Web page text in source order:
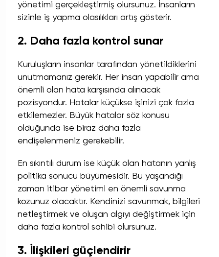
yönetimi gerçekleştirmiş olursunuz. İnsanların
sizinle iş yapma olasılıkları artış gösterir.
2. Daha fazla kontrol sunar
Kuruluşların insanlar tarafından yönetildiklerini
unutmamanız gerekir. Her insan yapabilir ama
önemli olan hata karşısında alınacak
pozisyondur. Hatalar küçükse işinizi çok fazla
etkilemezler. Büyük hatalar söz konusu
olduğunda ise biraz daha fazla
endişelenmeniz gerekebilir.
En sıkıntılı durum ise küçük olan hatanın yanlış
politika sonucu büyümesidir. Bu yaşandığı
zaman itibar yönetimi en önemli savunma
kozunuz olacaktır. Kendinizi savunmak, bilgileri
netleştirmek ve oluşan algıyı değiştirmek için
daha fazla kontrol sahibi olursunuz.
3. İlişkileri güçlendirir